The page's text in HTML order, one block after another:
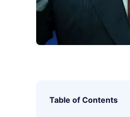
Table of Contents